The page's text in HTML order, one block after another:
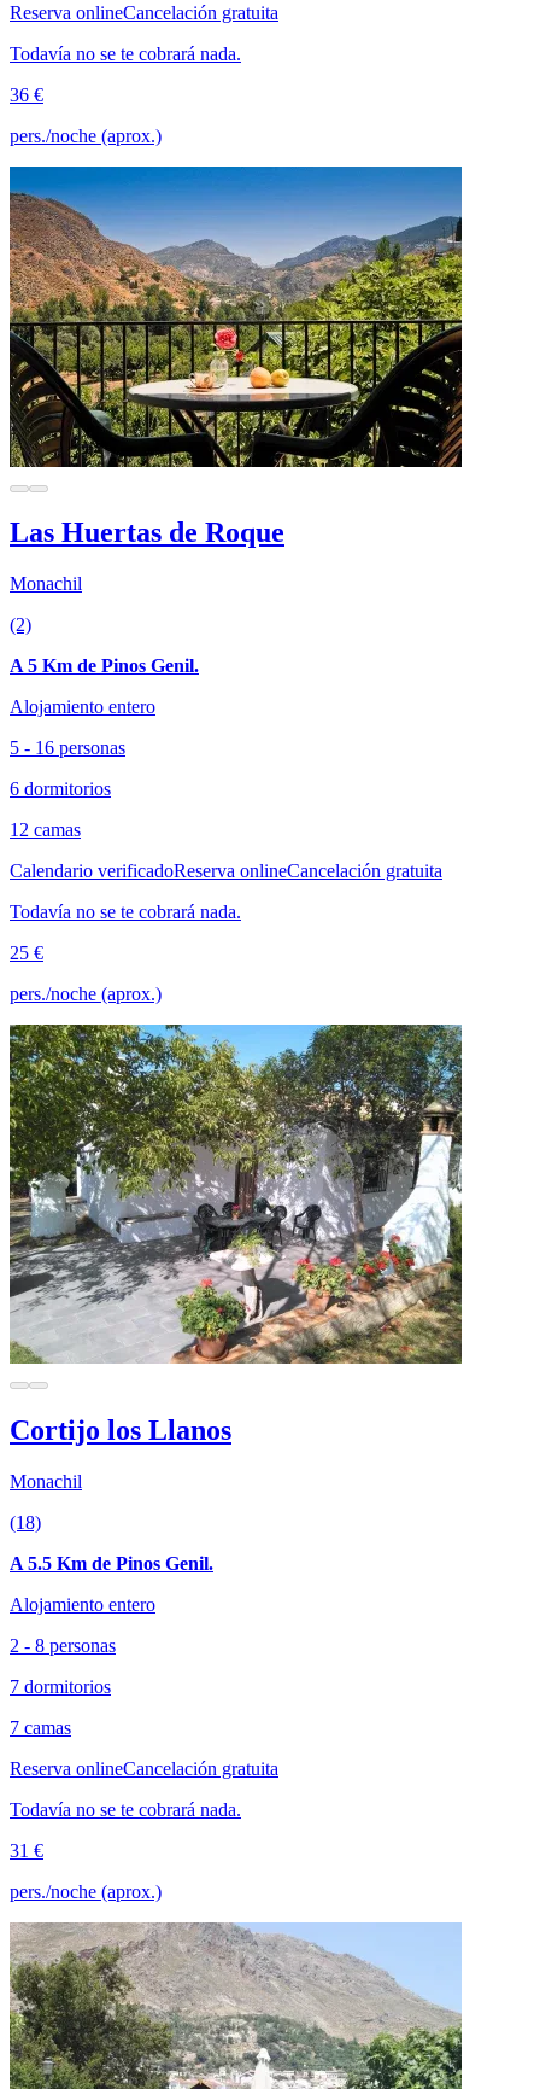
Reserva onlineCancelación gratuita
Todavía no se te cobrará nada.
36 €
pers./noche (aprox.)
Las Huertas de Roque
Monachil
(2)
A 5 Km de Pinos Genil.
Alojamiento entero
5 - 16 personas
6 dormitorios
12 camas
Calendario verificadoReserva onlineCancelación gratuita
Todavía no se te cobrará nada.
25 €
pers./noche (aprox.)
Cortijo los Llanos
Monachil
(18)
A 5.5 Km de Pinos Genil.
Alojamiento entero
2 - 8 personas
7 dormitorios
7 camas
Reserva onlineCancelación gratuita
Todavía no se te cobrará nada.
31 €
pers./noche (aprox.)